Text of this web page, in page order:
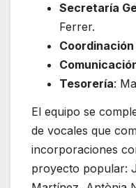
Secretaría
Ferrer.
Tesorería:
El equipo se
de vocales que
incorporaciones
proyecto popular: